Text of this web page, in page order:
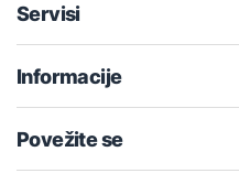
Servisi
Informacije
Povežite se